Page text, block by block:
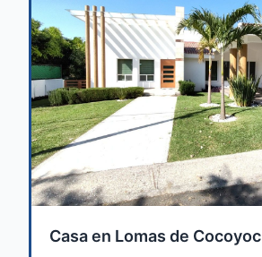
Casa en Lomas de Cocoyoc